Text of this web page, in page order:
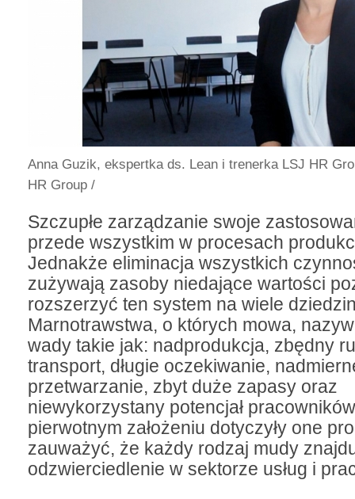
Anna Guzik, ekspertka ds. Lean i trenerka LSJ HR
HR Group /
Szczupłe zarządzanie swoje
przede wszystkim w procesach
Jednakże eliminacja wszystkich
zużywają zasoby niedające wartości
rozszerzyć ten system na wiele
Marnotrawstwa, o których mowa,
wady takie jak: nadprodukcja, zbędny
transport, długie oczekiwanie,
przetwarzanie, zbyt duże zapasy oraz
niewykorzystany potencjał
pierwotnym założeniu dotyczyły one
zauważyć, że każdy rodzaj mudy
odzwierciedlenie w sektorze usług i